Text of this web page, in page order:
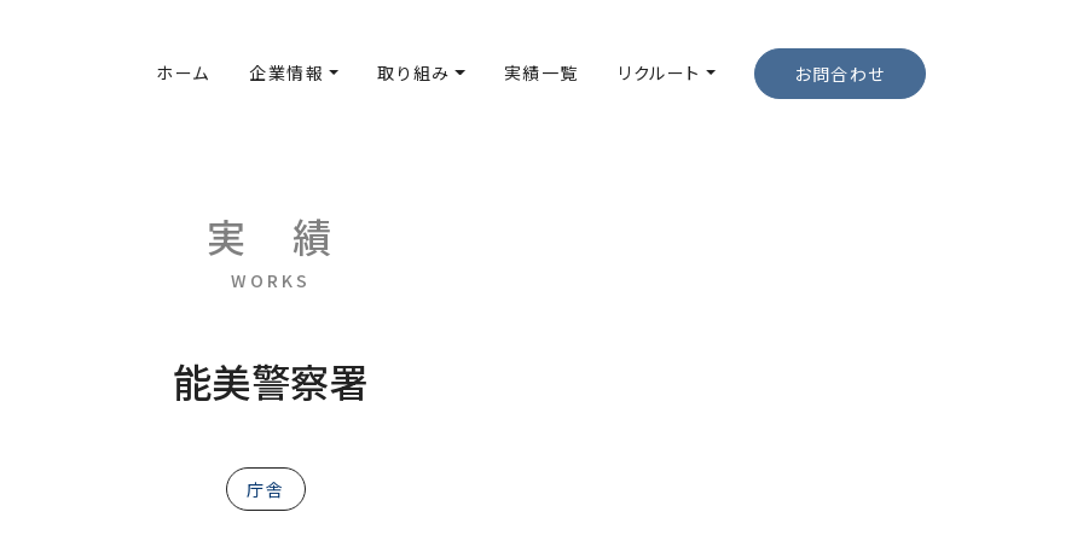
ホーム 企業情報 取り組み 実績一覧 リクルート お問合わせ
実 績
WORKS
能美警察署
庁舎